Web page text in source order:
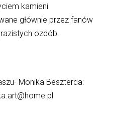
kamieni
głównie przez fanów
ozdób.
Monika Beszterda: